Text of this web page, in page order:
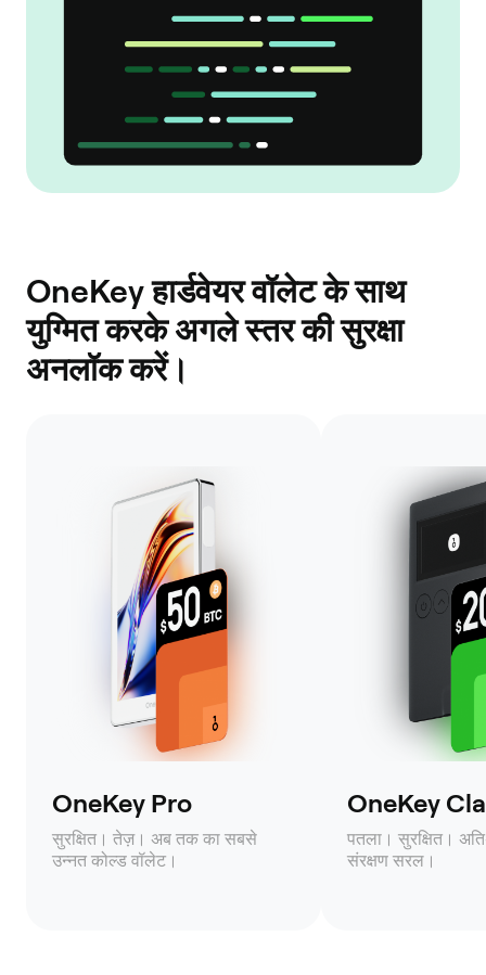
OneKey हार्डवेयर वॉलेट के साथ
युग्मित करके अगले स्तर की सुरक्षा
अनलॉक करें।
OneKey Pro
सुरक्षित। तेज़। अब तक का सबसे
उन्नत कोल्ड वॉलेट।
OneKey
पतला। सुरक्षित।
संरक्षण सरल।